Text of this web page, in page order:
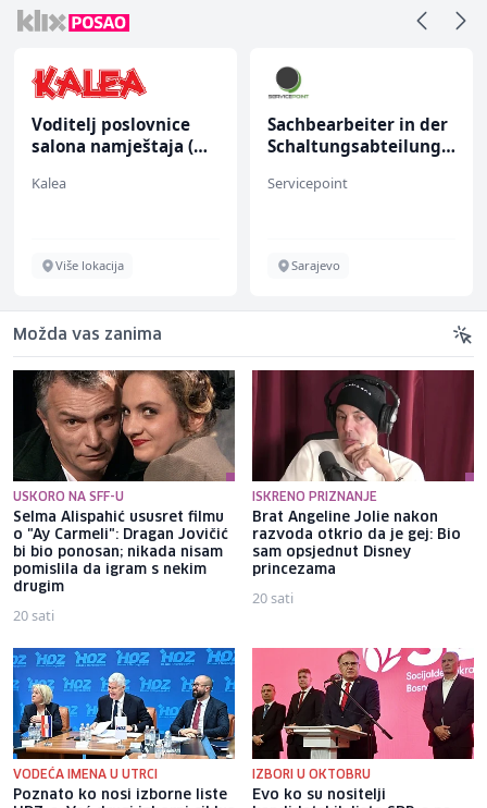
Voditelj poslovnice
salona namještaja (m/
Kalea
Više lokacija
Sachbearbeiter in der
Schaltungsabteilung
Servicepoint
Sarajevo
Možda vas zanima
USKORO NA SFF-U
Selma Alispahić ususret filmu
o "Ay Carmeli": Dragan Jovičić
bi bio ponosan; nikada nisam
pomislila da igram s nekim
drugim
20 sati
ISKRENO PRIZNANJE
Brat Angeline Jolie nakon
razvoda otkrio da je gej: Bio
sam opsjednut Disney
princezama
20 sati
VODEĆA IMENA U UTRCI
Poznato ko nosi izborne liste
IZBORI U OKTOBRU
Evo ko su nositelji